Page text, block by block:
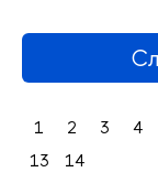
1 2 3 4
13
14